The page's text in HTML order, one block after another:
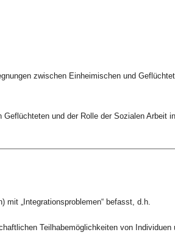
zwischen Einheimischen und
Geflüchteten und der Rolle der Sozialen Arbeit in
mit „Integrationsproblemen“ befasst, d.h.
Teilhabemöglichkeiten von Individuen